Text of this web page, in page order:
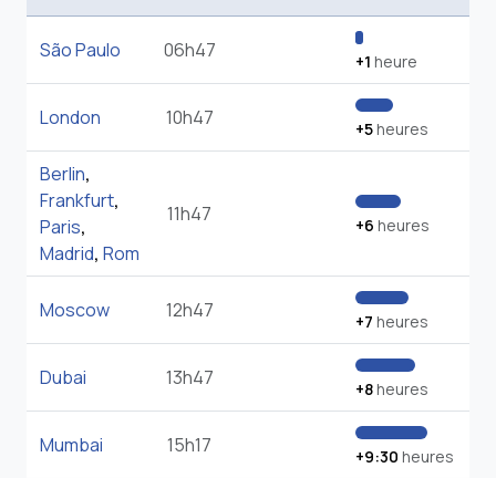
São Paulo 06h47 +1 heure
London 10h47 +5heures
Berlin,
Frankfurt,
Paris,
Madrid, Rom
11h47 +6 heures
Moscow 12h47 +7 heures
Dubai 13h47 +8heures
Mumbai 15h17 +9:30 heures